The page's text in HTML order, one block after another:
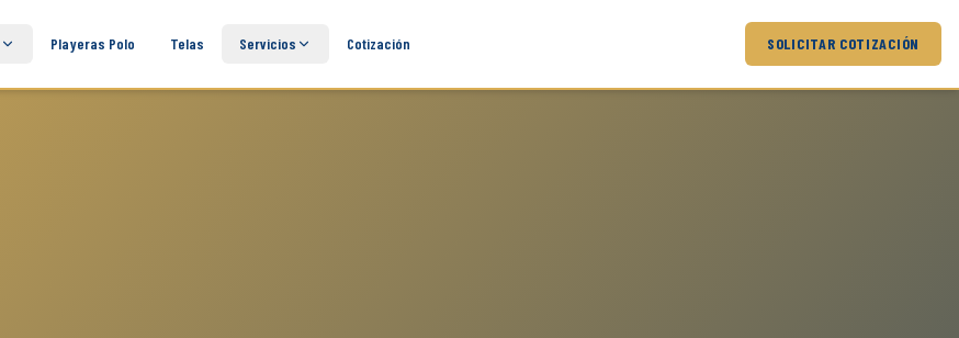
Playeras Polo Telas Servicios Cotización SOLICITAR COTIZACIÓN